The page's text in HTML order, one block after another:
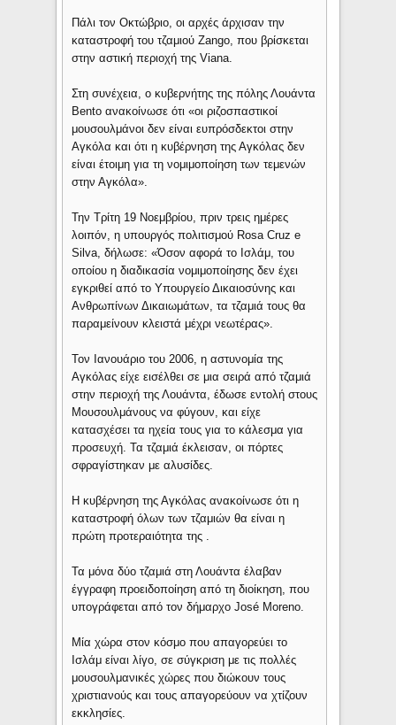
Πάλι τον Οκτώβριο, οι αρχές άρχισαν την
καταστροφή του τζαμιού Zango, που βρίσκεται
στην αστική περιοχή της Viana.
Στη συνέχεια, ο κυβερνήτης της πόλης Λουάντα
Bento ανακοίνωσε ότι «οι ριζοσπαστικοί
μουσουλμάνοι δεν είναι ευπρόσδεκτοι στην
Αγκόλα και ότι η κυβέρνηση της Αγκόλας δεν
είναι έτοιμη για τη νομιμοποίηση των τεμενών
στην Αγκόλα».
Την Τρίτη 19 Νοεμβρίου, πριν τρεις ημέρες
λοιπόν, η υπουργός πολιτισμού Rosa Cruz e
Silva, δήλωσε: «Όσον αφορά το Ισλάμ, του
οποίου η διαδικασία νομιμοποίησης δεν έχει
εγκριθεί από το Υπουργείο Δικαιοσύνης και
Ανθρωπίνων Δικαιωμάτων, τα τζαμιά τους θα
παραμείνουν κλειστά μέχρι νεωτέρας».
Τον Ιανουάριο του 2006, η αστυνομία της
Αγκόλας είχε εισέλθει σε μια σειρά από τζαμιά
στην περιοχή της Λουάντα, έδωσε εντολή στους
Μουσουλμάνους να φύγουν, και είχε
κατασχέσει τα ηχεία τους για το κάλεσμα για
προσευχή. Τα τζαμιά έκλεισαν, οι πόρτες
σφραγίστηκαν με αλυσίδες.
Η κυβέρνηση της Αγκόλας ανακοίνωσε ότι η
καταστροφή όλων των τζαμιών θα είναι η
πρώτη προτεραιότητα της .
Τα μόνα δύο τζαμιά στη Λουάντα έλαβαν
έγγραφη προειδοποίηση από τη διοίκηση, που
υπογράφεται από τον δήμαρχο José Moreno.
Μία χώρα στον κόσμο που απαγορεύει το
Ισλάμ είναι λίγο, σε σύγκριση με τις πολλές
μουσουλμανικές χώρες που διώκουν τους
χριστιανούς και τους απαγορεύουν να χτίζουν
εκκλησίες.